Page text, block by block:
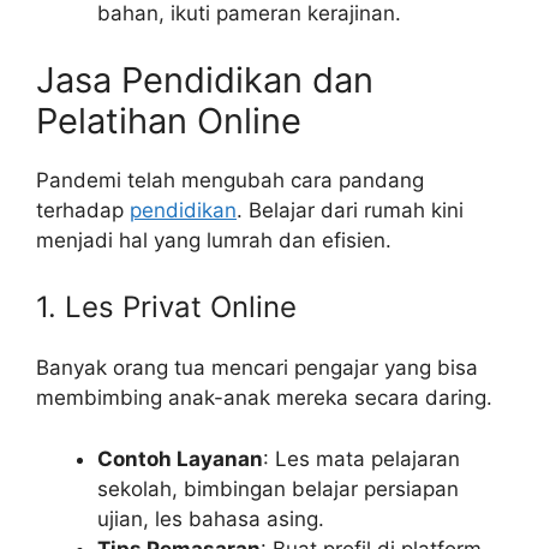
bahan, ikuti pameran kerajinan.
Jasa Pendidikan dan
Pelatihan Online
Pandemi telah mengubah cara pandang
terhadap pendidikan. Belajar dari rumah kini
menjadi hal yang lumrah dan efisien.
1. Les Privat Online
Banyak orang tua mencari pengajar yang bisa
membimbing anak-anak mereka secara daring.
Contoh Layanan: Les mata pelajaran
sekolah, bimbingan belajar persiapan
ujian, les bahasa asing.